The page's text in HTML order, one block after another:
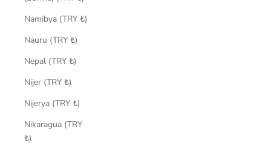
Namibya (TRY ₺)
Nauru (TRY ₺)
Nepal (TRY ₺)
Nijer (TRY ₺)
Nijerya (TRY ₺)
Nikaragua (TRY
₺)